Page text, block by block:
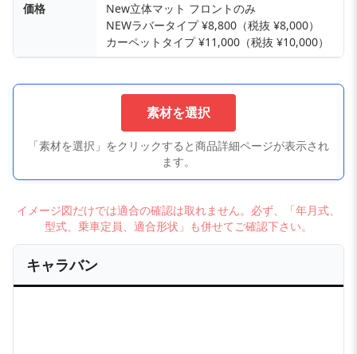
価格
New立体マット フロントのみ
NEWラバータイプ ¥8,800（税抜 ¥8,000）
カーペットタイプ ¥11,000（税抜 ¥10,000）
素材を選択
「素材を選択」をクリックすると商品詳細ページが表示され
ます。
イメージ図だけでは適合の確認は取れません。必ず、「年月式、
型式、乗車定員、適合形状」も併せてご確認下さい。
キャラバン